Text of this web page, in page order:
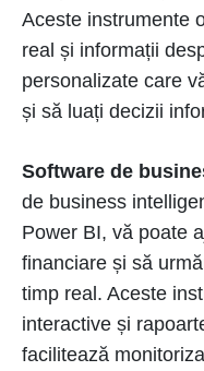
Aceste instrumente
real și informații
personalizate care
și să luați decizii
Software de
de business
Power BI, vă poate
financiare și să
timp real. Aceste
interactive și
facilitează